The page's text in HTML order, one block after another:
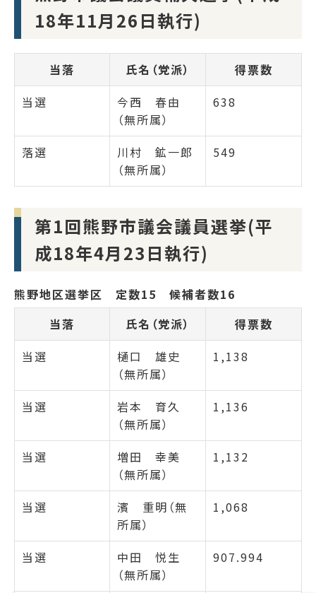
18年11月26日執行)
当落 氏名（党派）
得票数
当選
今西 春由
（無所属）
638
落選
川村 鉱一郎
（無所属）
549
第1回熊野市議会議員選挙(平
成18年4月23日執行)
熊野地区選挙区 定数15 候補者数16
当落
氏名（党派）
得票数
当選
樋口 雄史
（無所属）
1,138
当選
岩本 育久
（無所属）
1,136
当選
増田 幸美
（無所属）
1,132
当選
濱 重明（無
所属）
1,068
当選
中田 悦生
（無所属）
907.994